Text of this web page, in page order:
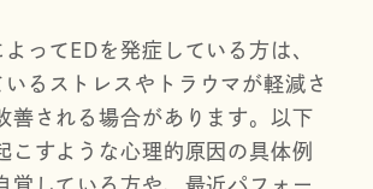
ってEDを発症している方は、
るストレスやトラウマが軽減さ
善される場合があります。以下
こすような心理的原因の具体例
覚している方や、最近パフォー